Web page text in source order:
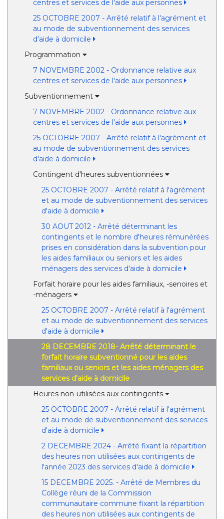
centres et services de l'aide aux personnes
25 OCTOBRE 2007 - Arrêté relatif à l'agrément et
au mode de subventionnement des services
d'aide à domicile
Programmation
7 NOVEMBRE 2002 - Ordonnance relative aux
centres et services de l'aide aux personnes
Subventionnement
7 NOVEMBRE 2002 - Ordonnance relative aux
centres et services de l'aide aux personnes
25 OCTOBRE 2007 - Arrêté relatif à l'agrément et
au mode de subventionnement des services
d'aide à domicile
Contingent d'heures subventionnées
25 OCTOBRE 2007 - Arrêté relatif à l'agrément
et au mode de subventionnement des services
d'aide à domicile
30 AOUT 2012 - Arrêté déterminant les
contingents et le nombre d'heures rémunérées
prises en considération dans la subvention pour
les aides familiaux ou seniors et les aides
ménagers des services d'aide à domicile
Forfait horaire pour les aides familiaux, -senoires et
-ménagers
25 OCTOBRE 2007 - Arrêté relatif à l'agrément
et au mode de subventionnement des services
d'aide à domicile
28 DECEMBRE 2018- Arrêté déterminant le
forfait horaire subventionné pour les aides
familiaux ou seniors et les aides ménagers des
services d'aide à domicile
Heures non-utilisées aux contingents
25 OCTOBRE 2007 - Arrêté relatif à l'agrément
et au mode de subventionnement des services
d'aide à domicile
2 DECEMBRE 2024 - Arrêté fixant la répartition
des heures non utilisées aux contingents de
l'année 2023 des services d'aide à domicile
15 DECEMBRE 2025. - Arrêté de Membres du
Collège réuni de la Commission
communautaire commune fixant la répartition
des heures non utilisées aux contingents de